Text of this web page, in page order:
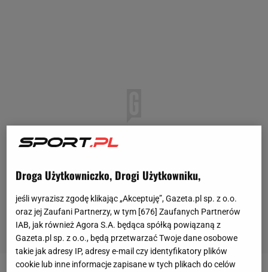
Droga Użytkowniczko, Drogi Użytkowniku,
jeśli wyrazisz zgodę klikając „Akceptuję”, Gazeta.pl sp. z o.o.
oraz jej Zaufani Partnerzy, w tym [676] Zaufanych Partnerów
IAB, jak również Agora S.A. będąca spółką powiązaną z
Gazeta.pl sp. z o.o., będą przetwarzać Twoje dane osobowe
takie jak adresy IP, adresy e-mail czy identyfikatory plików
cookie lub inne informacje zapisane w tych plikach do celów